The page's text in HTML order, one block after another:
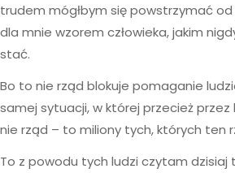
trudem mógłbym się powstrzymać od
dla mnie wzorem człowieka, jakim
stać.
Bo to nie rząd blokuje pomaganie
samej sytuacji, w której przecież przez
nie rząd – to miliony tych, których ten
To z powodu tych ludzi czytam dzisiaj